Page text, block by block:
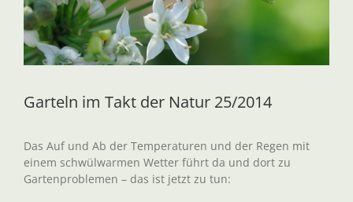
Garteln im Takt der Natur 25/2014
Das Auf und Ab der Temperaturen und der Regen mit
einem schwülwarmen Wetter führt da und dort zu
Gartenproblemen – das ist jetzt zu tun: